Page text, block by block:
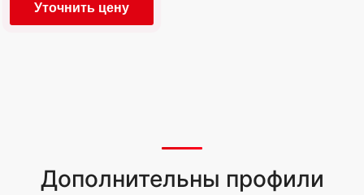
Уточнить цену
Дополнительны профили